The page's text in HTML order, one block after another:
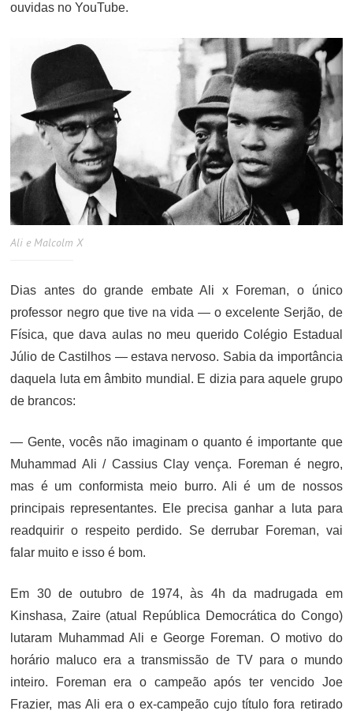
ouvidas no YouTube.
Ali e Malcolm X
Dias antes do grande embate Ali x Foreman, o único
professor negro que tive na vida — o excelente Serjão, de
Física, que dava aulas no meu querido Colégio Estadual
Júlio de Castilhos — estava nervoso. Sabia da importância
daquela luta em âmbito mundial. E dizia para aquele grupo
de brancos:
— Gente, vocês não imaginam o quanto é importante que
Muhammad Ali / Cassius Clay vença. Foreman é negro,
mas é um conformista meio burro. Ali é um de nossos
principais representantes. Ele precisa ganhar a luta para
readquirir o respeito perdido. Se derrubar Foreman, vai
falar muito e isso é bom.
Em 30 de outubro de 1974, às 4h da madrugada em
Kinshasa, Zaire (atual República Democrática do Congo)
lutaram Muhammad Ali e George Foreman. O motivo do
horário maluco era a transmissão de TV para o mundo
inteiro. Foreman era o campeão após ter vencido Joe
Frazier, mas Ali era o ex-campeão cujo título fora retirado